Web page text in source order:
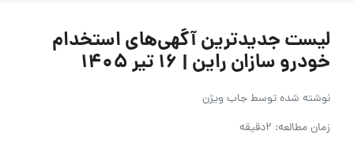
لیست جدیدترین آگهی‌های استخدام
خودرو سازان راین | ۱۶ تیر ۱۴۰۵
نوشته شده توسطجاب ویژن
زمان مطالعه: 2دقیقه